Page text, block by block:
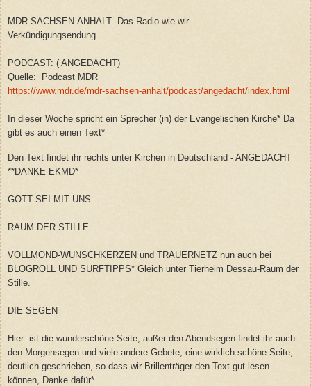
MDR SACHSEN-ANHALT -Das Radio wie wir
Verkündigungsendung
PODCAST: ( ANGEDACHT)
Quelle: Podcast MDR
https://www.mdr.de/mdr-sachsen-anhalt/podcast/angedacht/index.html
In dieser Woche spricht ein Sprecher (in) der Evangelischen Kirche* Da
gibt es auch einen Text*
Den Text findet ihr rechts unter Kirchen in Deutschland - ANGEDACHT
**DANKE-EKMD*
GOTT SEI MIT UNS
RAUM DER STILLE
VOLLMOND-WUNSCHKERZEN und TRAUERNETZ nun auch bei
BLOGROLL UND SURFTIPPS* Gleich unter Tierheim Dessau-Raum der
Stille.
DIE SEGEN
Hier ist die wunderschöne Seite, außer den Abendsegen findet ihr auch
den Morgensegen und viele andere Gebete, eine wirklich schöne Seite,
deutlich geschrieben, so dass wir Brillenträger den Text gut lesen
können, Danke dafür*..